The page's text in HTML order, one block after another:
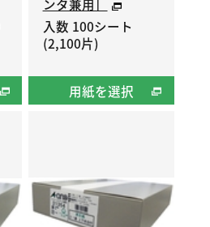
ンタ兼用］
入数 100シート
(2,100片)
用紙を選択